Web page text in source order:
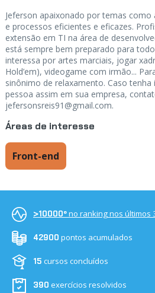
Jeferson apaixonado por temas como
e processos eficientes e eficazes.
extensão em TI na área de
está sempre bem preparado para
interessa por artes marciais, jogar
Hold’em), videogame com irmão...
sinônimo de relaxamento. Caso
pessoa assim em sua empresa,
jefersonsreis91@gmail.com.
Áreas de interesse
Front-end
>10000ºno ranking nos últimos
42900 pontos acumulados
15 cursos concluídos
390 exercícios resolvidos